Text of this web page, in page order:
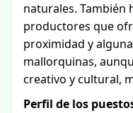
naturales. También
productores que
proximidad y
mallorquinas,
creativo y cultural,
Perfil de los